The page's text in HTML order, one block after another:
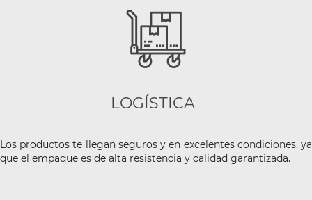
LOGÍSTICA
Los productos te llegan seguros y en excelentes condiciones, ya
que el empaque es de alta resistencia y calidad garantizada.